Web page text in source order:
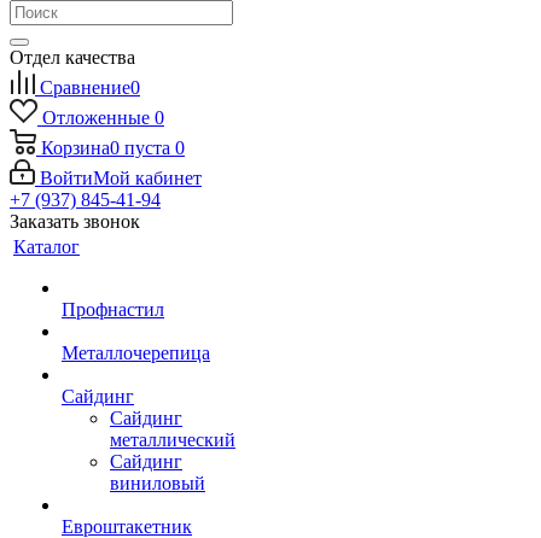
Отдел качества
Сравнение0
Отложенные 0
Корзина0 пуста 0
ВойтиМой кабинет
+7 (937) 845-41-94
Заказать звонок
Каталог
Профнастил
Металлочерепица
Сайдинг
Сайдинг
металлический
Сайдинг
виниловый
Евроштакетник